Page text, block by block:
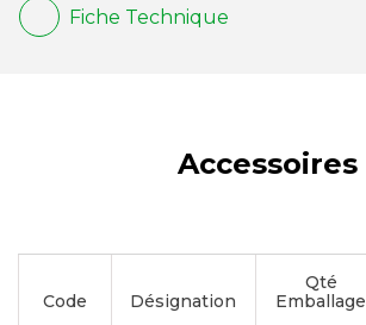
Fiche Technique
Accessoires
Code Désignation
Qté
Emballage